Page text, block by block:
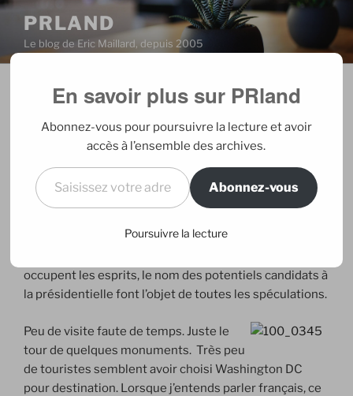
Aller
contenu
principal
PRLAND
Le blog de Eric Maillard, depuis 2005
PUBLIÉ
25/07/2006PARERIC
Washington again
réveillé dès 6h00 du matin. Beaucoup
de costumes cravattes, pas mal de joggers, même en
quelques discrets graffitis donnent les signaux de
occupent les esprits, le nom des potentiels candidats à
la présidentielle font l’objet de toutes les spéculations.
Peu de visite faute de temps. Juste le
tour de quelques monuments. Très peu
de touristes semblent avoir choisi Washington DC
pour destination. Lorsque j’entends parler français, ce
En savoir plus sur PRland
Abonnez-vous pour poursuivre la lecture et avoir
accès à l’ensemble des archives.
Saisissez votre adresse e-mail…
Abonnez-vous
Poursuivre la lecture